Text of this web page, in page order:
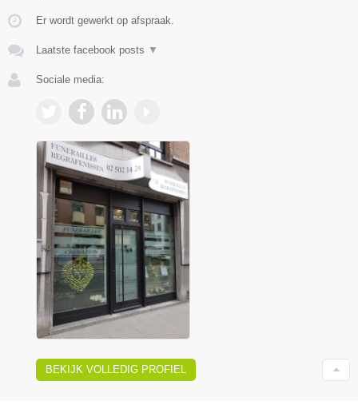
Er wordt gewerkt op afspraak.
Laatste facebook posts ▼
Sociale media:
BEKIJK VOLLEDIG PROFIEL